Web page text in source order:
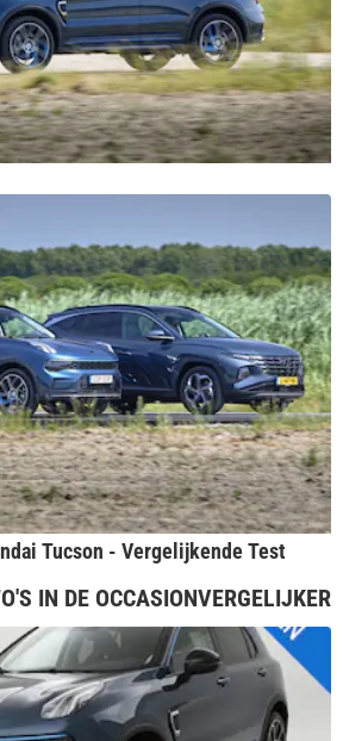
Tucson - Vergelijkende Test
IN DE OCCASIONVERGELIJKER